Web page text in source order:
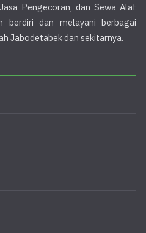
Pengecoran, dan Sewa Alat
berdiri dan melayani berbagai
Jabodetabek dan sekitarnya.